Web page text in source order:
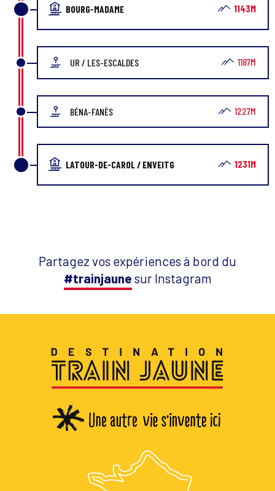
BOURG-MADAME 1143M
UR / LES-ESCALDES 1187M
BÉNA-FANÈS 1227M
LATOUR-DE-CAROL / ENVEITG 1231M
Partagez vos expériences à bord du
#trainjaune sur Instagram